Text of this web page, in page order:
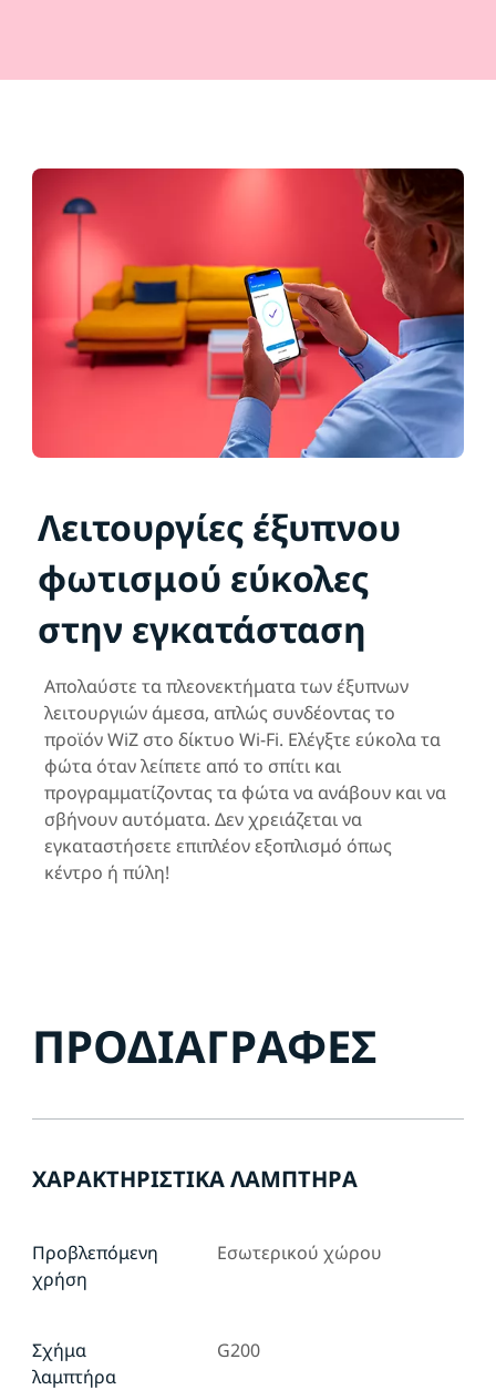
Λειτουργίες έξυπνου
φωτισμού εύκολες
στην εγκατάσταση
Απολαύστε τα πλεονεκτήματα των έξυπνων
λειτουργιών άμεσα, απλώς συνδέοντας το
προϊόν WiZ στο δίκτυο Wi-Fi. Ελέγξτε εύκολα τα
φώτα όταν λείπετε από το σπίτι και
προγραμματίζοντας τα φώτα να ανάβουν και να
σβήνουν αυτόματα. Δεν χρειάζεται να
εγκαταστήσετε επιπλέον εξοπλισμό όπως
κέντρο ή πύλη!
ΠΡΟΔΙΑΓΡΑΦΈΣ
ΧΑΡΑΚΤΗΡΙΣΤΙΚΆ ΛΑΜΠΤΉΡΑ
Προβλεπόμενη
χρήση
Εσωτερικού χώρου
Σχήμα
λαμπτήρα
G200